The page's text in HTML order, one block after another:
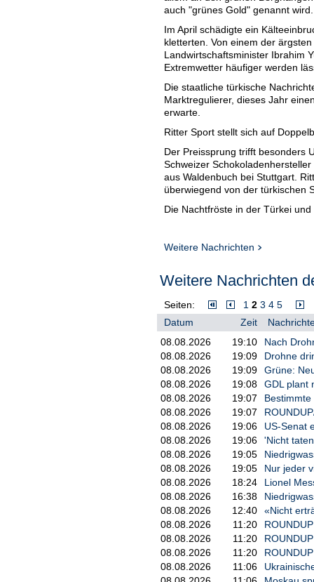
auch "grünes Gold" genannt wird.
Im April schädigte ein
kletterten. Von einem der
Landwirtschaftsminister Ibrahim
Extremwetter häufiger werden
Die staatliche türkische
Marktregulierer, dieses Jahr
erwarte.
Ritter Sport stellt sich auf
Der Preissprung trifft besonders
Schweizer
aus Waldenbuch bei Stuttgart.
überwiegend von der türkischen
Die Nachtfröste in der Türkei
auch nicht wieder weggehen -
Der Snackanbieter Seeberger
aus Italien, dem
Seeberger, berichtet ein
den globalen Markt, was auch
"Die aktuelle Entwicklung ist
es von Seeberger. Dass
Wissenschaftler "Climateflation".
Ferrero verneint
Die Preissteigerungen dürften
Nutella-Produzenten Ferrero,
Preisentwicklung kommentiert
komme, verneint Ferrero.
den USA, was die Versorgung
Marktbeobachter: "Der
Alexander Sterk hat in
Lebensmittelmärkten bereitstellt,
und Lebensmittelunternehmen -
Haselnusskerne koste
mehr als einem Drittel.
"Der Haselnusspreis ist derzeit
Weitere Nachrichten
Weitere Nachrichten
Seiten: 1 2 3 4 5
Datum
Zeit
08.08.2026
19:10
Nach
08.08.2026
19:09
Drohne
08.08.2026
19:09
Grüne:
08.08.2026
19:08
GDL plant
08.08.2026
19:07
08.08.2026
19:07
08.08.2026
19:06
US-Senat
08.08.2026
19:06
'Nicht
08.08.2026
19:05
08.08.2026
19:05
Nur jeder
08.08.2026
18:24
Lionel
08.08.2026
16:38
08.08.2026
12:40
«Nicht
08.08.2026
11:20
08.08.2026
11:20
08.08.2026
11:20
08.08.2026
11:06